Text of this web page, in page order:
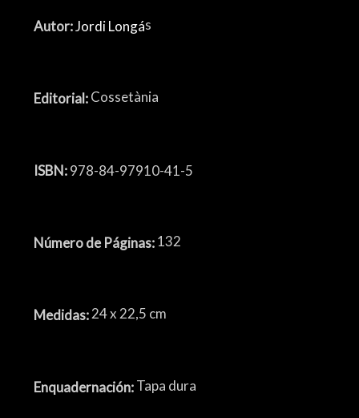
Autor:Jordi Longás
Editorial:Cossetània
ISBN:978-84-97910-41-5
Número de Páginas:132
Medidas:24 x 22,5 cm
Enquadernación:Tapa dura